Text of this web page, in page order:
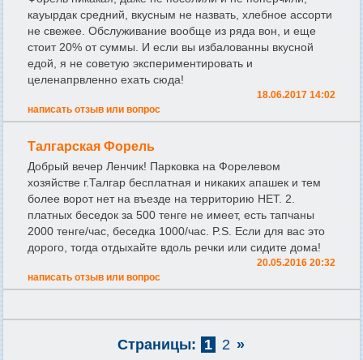
кауырдак средний, вкусным не назвать, хлебное ассорти
не свежее. Обслуживание вообще из ряда вон, и еще
стоит 20% от суммы. И если вы избалованны вкусной
едой, я не советую экспериментировать и
целенапрвленно ехать сюда!
18.06.2017 14:02
написать отзыв или вопрос
Талгарская Форель
Добрый вечер Ленчик! Парковка на Форелевом
хозяйстве г.Талгар бесплатная и никаких апашек и тем
более ворот нет на въезде на территорию НЕТ. 2.
платных беседок за 500 тенге не имеет, есть тапчаны
2000 тенге/час, беседка 1000/час. P.S. Если для вас это
дорого, тогда отдыхайте вдоль речки или сидите дома!
20.05.2016 20:32
написать отзыв или вопрос
Страницы: 1 2 »